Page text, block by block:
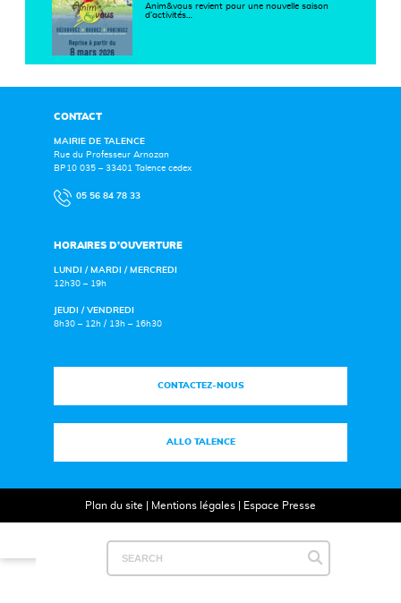
Anim&vous revient pour une nouvelle saison
d’activités…
CONTACT
MAIRIE DE TALENCE
Rue du Professeur Arnozan
BP10 035 – 33401 Talence cedex
05 56 84 78 33
HORAIRES D’OUVERTURE
LUNDI / MARDI / MERCREDI
12h30 – 19h
JEUDI / VENDREDI
8h30 – 12h / 13h – 16h30
CONTACTEZ-NOUS
ALLO TALENCE
Plan du site Mentions légales| Espace Presse